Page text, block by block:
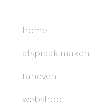
home
afspraak maken
tarieven
webshop